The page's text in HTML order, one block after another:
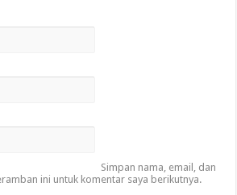
Simpan nama, email, dan
ini untuk komentar saya berikutnya.